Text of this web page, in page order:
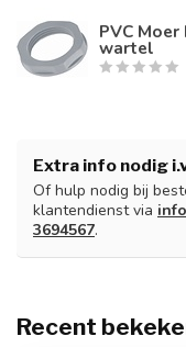
PVC
wartel
Extra info nodig
Of hulp nodig bij
klantendienst via
3694567.
Recent